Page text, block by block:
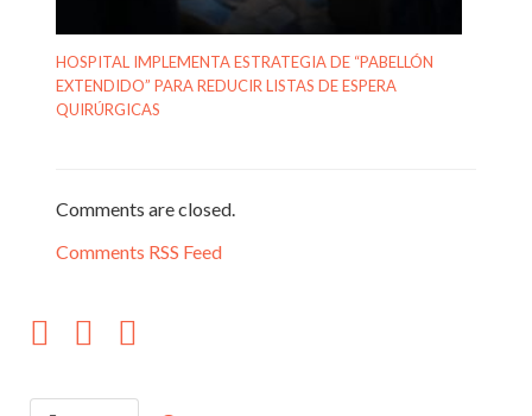
HOSPITAL IMPLEMENTA ESTRATEGIA DE “PABELLÓN
EXTENDIDO” PARA REDUCIR LISTAS DE ESPERA
QUIRÚRGICAS
Comments are closed.
Comments RSS Feed